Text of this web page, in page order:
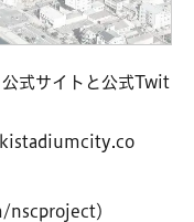
式サイトと公式Twit
）